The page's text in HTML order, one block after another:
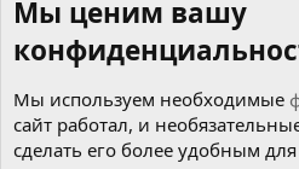
Мы ценим вашу
Мы используем необходимые
сайт работал, и
сделать его более удобным для